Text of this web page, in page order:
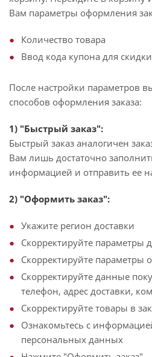
Вам параметры оформления
Количество товара
Ввод кода купона для скидки
После настройки параметров
способов оформления заказа:
1) "Быстрый заказ":
Быстрый заказ аналогичен
Вам лишь достаточно
информацией и отправить ее
2) "Оформить заказ":
Укажите регион доставки
Скорректируйте параметры
Скорректируйте параметры
Скорректируйте данные
телефон, адрес доставки,
Скорректируйте товары в
Ознакомьтесь с
персональных данных